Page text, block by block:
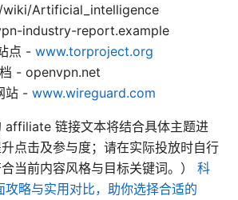
Artificial_intelligence
industry-report.example
点 - www.torproject.org
- openvpn.net
站 - www.wireguard.com
affiliate 链接文本将结合具体主题进
点击及参与度；请在实际投放时自行
当前内容风格与目标关键词。） 科
攻略与实用对比，助你选择合适的